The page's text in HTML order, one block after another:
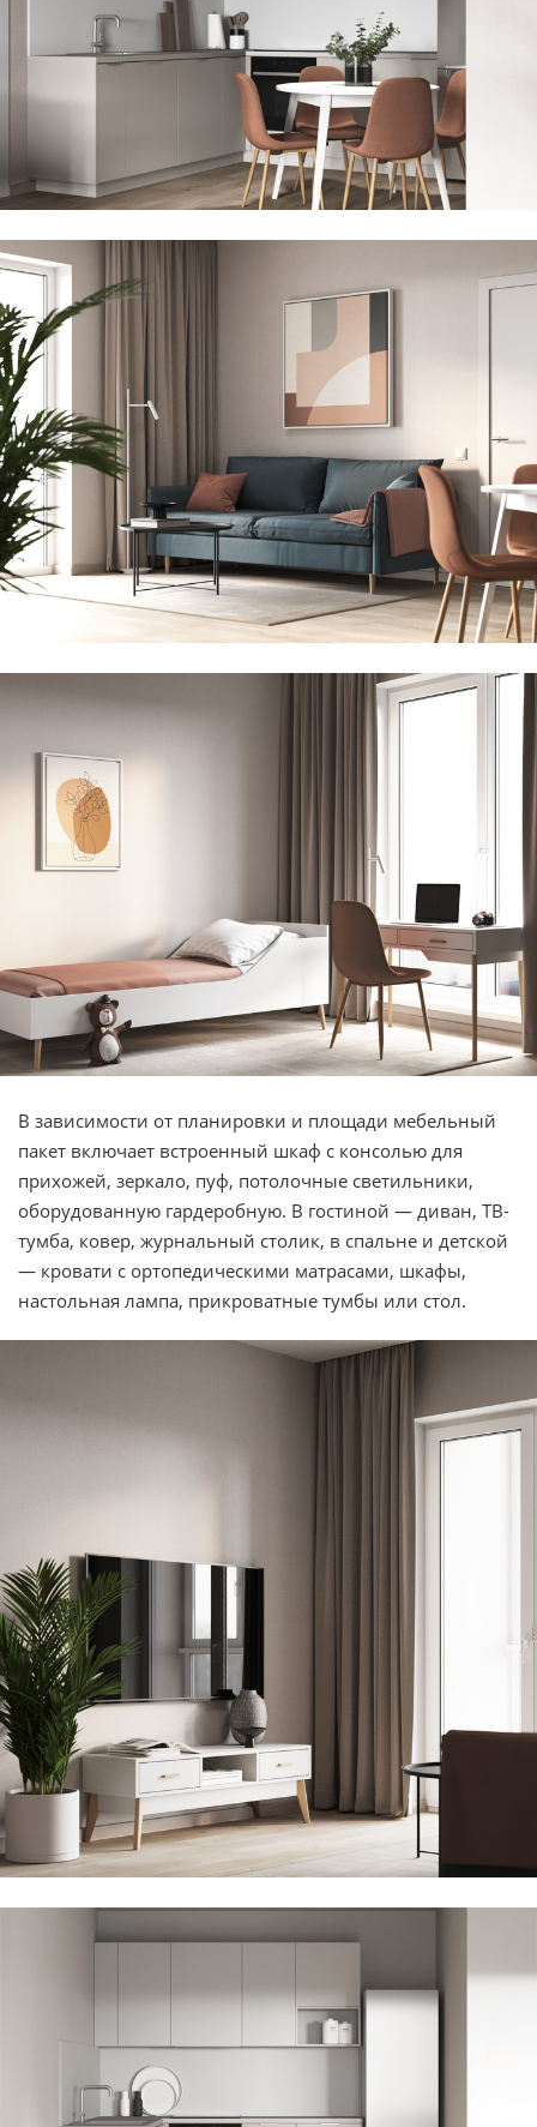
В зависимости от планировки и площади мебельный
пакет включает встроенный шкаф с консолью для
прихожей, зеркало, пуф, потолочные светильники,
оборудованную гардеробную. В гостиной — диван, ТВ-
тумба, ковер, журнальный столик, в спальне и детской
— кровати с ортопедическими матрасами, шкафы,
настольная лампа, прикроватные тумбы или стол.